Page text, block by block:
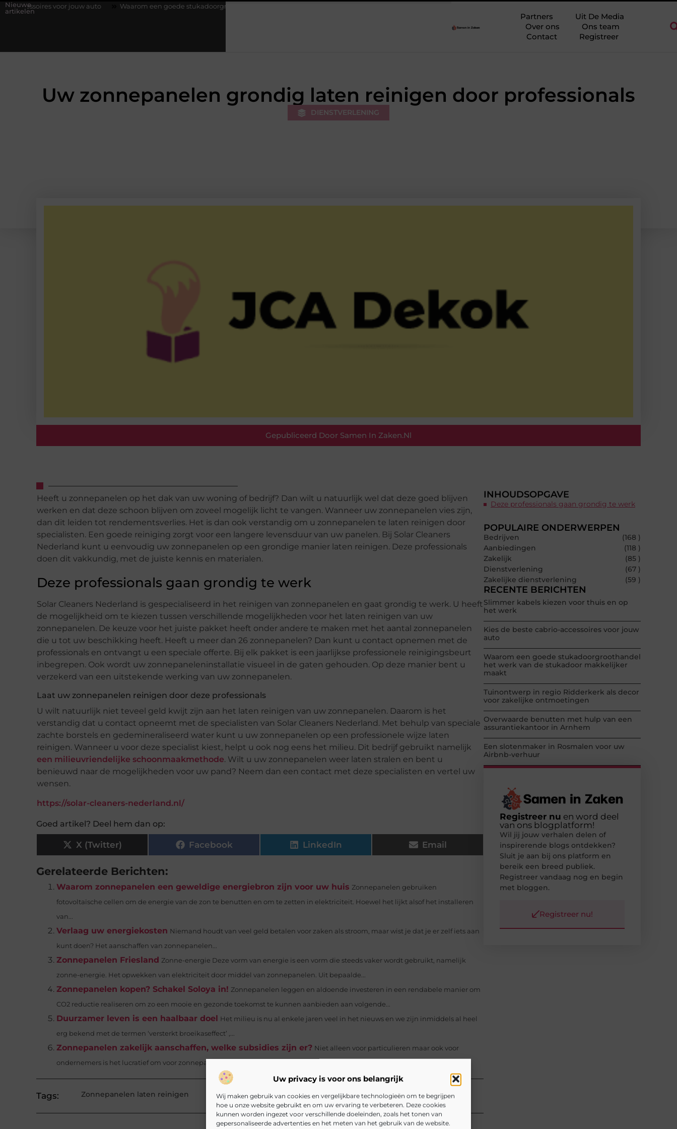
Uw privacy is voor ons belangrijk
Wij maken gebruik van cookies en vergelijkbare technologieën om te begrijpen
hoe u onze website gebruikt en om uw ervaring te verbeteren. Deze cookies
kunnen worden ingezet voor verschillende doeleinden, zoals het tonen van
gepersonaliseerde advertenties en het meten van het gebruik van de website.
Nieuwe
artikelen
jouw auto Waarom een goede stukadoorgroothandel het werk van de stukadoor makkelijker maakt
Partners
Uit De Media
Over ons
Ons team
Contact
Registreer
Uw zonnepanelen grondig laten reinigen door professionals
DIENSTVERLENING
Gepubliceerd Door Samen In Zaken.nl
Heeft u zonnepanelen op het dak van uw woning of bedrijf? Dan wilt u natuurlijk wel dat deze goed blijven
werken en dat deze schoon blijven om zoveel mogelijk licht te vangen. Wanneer uw zonnepanelen vies zijn,
dan dit leiden tot rendementsverlies. Het is dan ook verstandig om u zonnepanelen te laten reinigen door
specialisten. Een goede reiniging zorgt voor een langere levensduur van uw panelen. Bij Solar Cleaners
Nederland kunt u eenvoudig uw zonnepanelen op een grondige manier laten reinigen. Deze professionals
doen dit vakkundig, met de juiste kennis en materialen.
Deze professionals gaan grondig te werk
Solar Cleaners Nederland is gespecialiseerd in het reinigen van zonnepanelen en gaat grondig te werk. U heeft
de mogelijkheid om te kiezen tussen verschillende mogelijkheden voor het laten reinigen van uw
zonnepanelen. De keuze voor het juiste pakket heeft onder andere te maken met het aantal zonnepanelen
die u tot uw beschikking heeft. Heeft u meer dan 26 zonnepanelen? Dan kunt u contact opnemen met de
professionals en ontvangt u een speciale offerte. Bij elk pakket is een jaarlijkse professionele reinigingsbeurt
inbegrepen. Ook wordt uw zonnepaneleninstallatie visueel in de gaten gehouden. Op deze manier bent u
verzekerd van een uitstekende werking van uw zonnepanelen.
Laat uw zonnepanelen reinigen door deze professionals
U wilt natuurlijk niet teveel geld kwijt zijn aan het laten reinigen van uw zonnepanelen. Daarom is het
verstandig dat u contact opneemt met de specialisten van Solar Cleaners Nederland. Met behulp van speciale
zachte borstels en gedemineraliseerd water kunt u uw zonnepanelen op een professionele wijze laten
reinigen. Wanneer u voor deze specialist kiest, helpt u ook nog eens het milieu. Dit bedrijf gebruikt namelijk
een milieuvriendelijke schoonmaakmethode. Wilt u uw zonnepanelen weer laten stralen en bent u
benieuwd naar de mogelijkheden voor uw pand? Neem dan een contact met deze specialisten en vertel uw
wensen.
https://solar-cleaners-nederland.nl/
Goed artikel? Deel hem dan op:
X (Twitter) Facebook LinkedIn Email
Gerelateerde Berichten:
Waarom zonnepanelen een geweldige energiebron zijn voor uw huis Zonnepanelen gebruiken
fotovoltaïsche cellen om de energie van de zon te benutten en om te zetten in elektriciteit. Hoewel het lijkt alsof het installeren
van...
Verlaag uw energiekosten Niemand houdt van veel geld betalen voor zaken als stroom, maar wist je dat je er zelf iets aan
kunt doen? Het aanschaffen van zonnepanelen...
Zonnepanelen Friesland Zonne-energie Deze vorm van energie is een vorm die steeds vaker wordt gebruikt, namelijk
zonne-energie. Het opwekken van elektriciteit door middel van zonnepanelen. Uit bepaalde...
Zonnepanelen kopen? Schakel Soloya in! Zonnepanelen leggen en aldoende investeren in een rendabele manier om
CO2 reductie realiseren om zo een mooie en gezonde toekomst te kunnen aanbieden aan volgende...
Duurzamer leven is een haalbaar doel
Het milieu is nu al enkele jaren veel in het nieuws en we zijn inmiddels al heel
erg bekend met de termen ‘versterkt broeikaseffect’ ,...
Zonnepanelen zakelijk aanschaffen, welke subsidies zijn er? Niet alleen voor particulieren maar ook voor
ondernemers is het lucratief om voor zonnepanelen te kiezen. Je kunt er flink mee besparen op de energiekosten,...
Tags: Zonnepanelen laten reinigen
INHOUDSOPGAVE
Deze professionals gaan grondig te werk
POPULAIRE ONDERWERPEN
Bedrijven
(168 )
Aanbiedingen
(118 )
Zakelijk
(85 )
Dienstverlening
(67 )
Zakelijke dienstverlening
(59 )
RECENTE BERICHTEN
Slimmer kabels kiezen voor thuis en op
het werk
Kies de beste cabrio-accessoires voor jouw
auto
Waarom een goede stukadoorgroothandel
het werk van de stukadoor makkelijker
maakt
Tuinontwerp in regio Ridderkerk als decor
voor zakelijke ontmoetingen
Overwaarde benutten met hulp van een
assurantiekantoor in Arnhem
Een slotenmaker in Rosmalen voor uw
Airbnb-verhuur
Registreer nu en word deel
van ons blogplatform!
Wil jij jouw verhalen delen of
inspirerende blogs ontdekken?
Sluit je aan bij ons platform en
bereik een breed publiek.
Registreer vandaag nog en begin
met bloggen.
Registreer nu!